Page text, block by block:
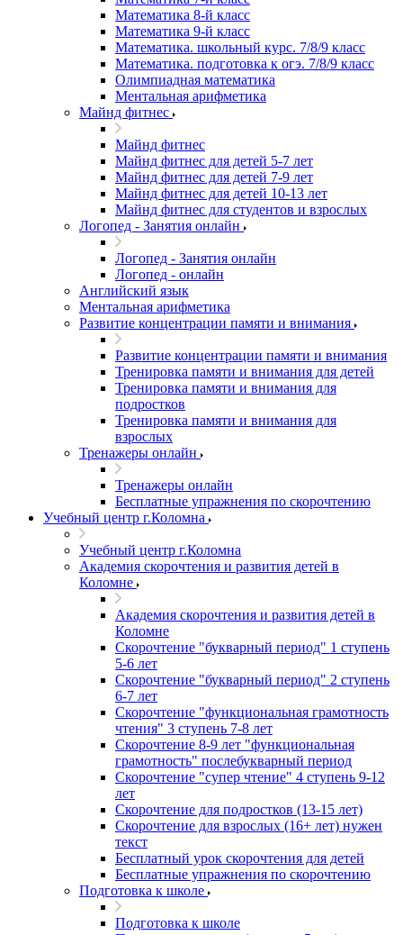
Математика 8-й класс
Математика 9-й класс
Математика. школьный курс. 7/8/9 класс
Математика. подготовка к огэ. 7/8/9 класс
Олимпиадная математика
Ментальная арифметика
Майнд фитнес
Майнд фитнес
Майнд фитнес для детей 5-7 лет
Майнд фитнес для детей 7-9 лет
Майнд фитнес для детей 10-13 лет
Майнд фитнес для студентов и взрослых
Логопед - Занятия онлайн
Логопед - Занятия онлайн
Логопед - онлайн
Английский язык
Ментальная арифметика
Развитие концентрации памяти и внимания
Развитие концентрации памяти и внимания
Тренировка памяти и внимания для детей
Тренировка памяти и внимания для
подростков
Тренировка памяти и внимания для
взрослых
Тренажеры онлайн
Тренажеры онлайн
Бесплатные упражнения по скорочтению
Учебный центр г.Коломна
Учебный центр г.Коломна
Академия скорочтения и развития детей в
Коломне
Академия скорочтения и развития детей в
Коломне
Скорочтение "букварный период" 1 ступень
5-6 лет
Cкорочтение "букварный период" 2 ступень
6-7 лет
Скорочтение "функциональная грамотность
чтения" 3 ступень 7-8 лет
Скорочтение 8-9 лет "функциональная
грамотность" послебукварный период
Скорочтение "супер чтение" 4 ступень 9-12
лет
Скорочтение для подростков (13-15 лет)
Cкорочтение для взрослых (16+ лет) нужен
текст
Бесплатный урок скорочтения для детей
Бесплатные упражнения по скорочтению
Подготовка к школе
Подготовка к школе